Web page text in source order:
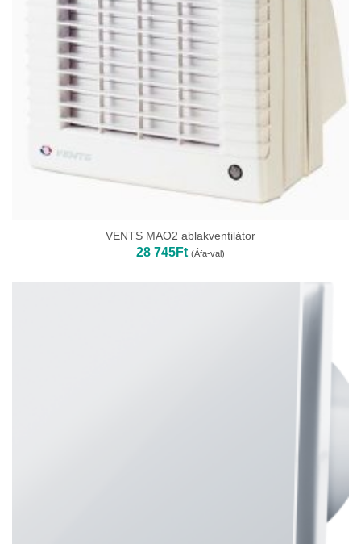
VENTS MAO2 ablakventilátor
28 745Ft (Áfa-val)